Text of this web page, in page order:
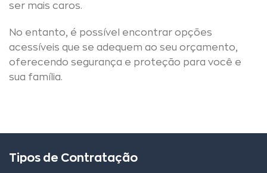
ser mais caros.
No entanto, é possível encontrar opções
acessíveis que se adequem ao seu orçamento,
oferecendo segurança e proteção para você e
sua família.
Tipos de Contratação